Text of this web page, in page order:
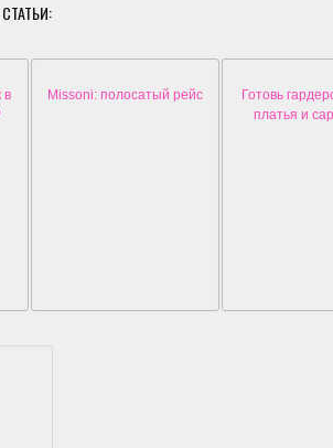
в
Missoni: полосатый рейс
Готовь
платья и